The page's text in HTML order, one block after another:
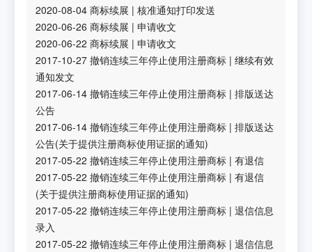
2020-08-04 商标续展 |核准通知打印发送
2020-06-26 商标续展 |申请收文
2020-06-22 商标续展 |申请收文
2017-10-27 撤销连续三年停止使用注册商标 |继续有效
通知发文
2017-06-14 撤销连续三年停止使用注册商标 |排版送达
公告
2017-06-14 撤销连续三年停止使用注册商标 |排版送达
公告(关于提供注册商标使用证据的通知)
2017-05-22 撤销连续三年停止使用注册商标 |有退信
2017-05-22 撤销连续三年停止使用注册商标 |有退信
(关于提供注册商标使用证据的通知)
2017-05-22 撤销连续三年停止使用注册商标 |退信信息
录入
2017-05-22 撤销连续三年停止使用注册商标 |退信信息